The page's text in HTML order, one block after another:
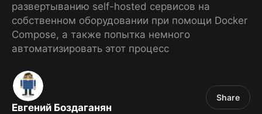
развертыванию self-hosted сервисов на
собственном оборудовании при помощи Docker
Compose, а также попытка немного
автоматизировать этот процесс
Евгений Боздаганян
Share